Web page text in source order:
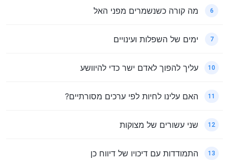
6 מה קורה כשנשמרים מפני האל
7 ימים של השפלות ועינויים
10 עליך להפוך לאדם ישר כדי להיוושע
11 האם עלינו לחיות לפי ערכים מסורתיים?
12 שני עשורים של מצוקות
13 התמודדות עם דיכויו של דיווח כן